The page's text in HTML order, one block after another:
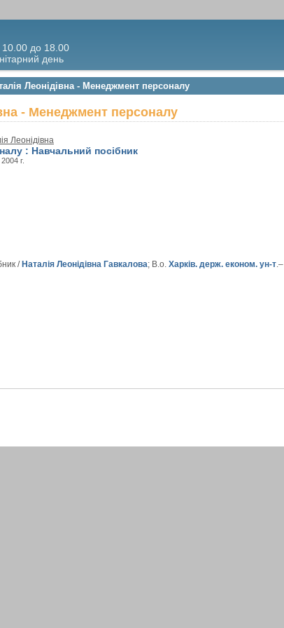
10.00 до 18.00
день
Леонідівна - Менеджмент персоналу
- Менеджмент персоналу
Леонідівна
: Навчальний посібник
, 2004 г.
/ Наталія Леонідівна Гавкалова; В.о. Харків. держ. економ. ун-т.–